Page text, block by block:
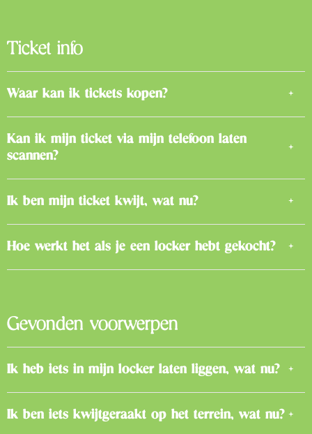
Ticket info
Waar kan ik tickets kopen?
Kan ik mijn ticket via mijn telefoon laten
scannen?
Ik ben mijn ticket kwijt, wat nu?
Hoe werkt het als je een locker hebt gekocht?
Gevonden voorwerpen
Ik heb iets in mijn locker laten liggen, wat nu?
Ik ben iets kwijtgeraakt op het terrein, wat nu?